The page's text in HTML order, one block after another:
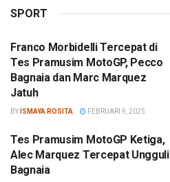
SPORT
Franco Morbidelli Tercepat di
Tes Pramusim MotoGP, Pecco
Bagnaia dan Marc Marquez
Jatuh
BY ISMAYA ROSITA FEBRUARI 9, 2025
Tes Pramusim MotoGP Ketiga,
Alec Marquez Tercepat Ungguli
Bagnaia